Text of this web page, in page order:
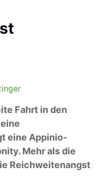
Fahrt in den
eine Appinio-
Mehr als die
Reichweitenangst